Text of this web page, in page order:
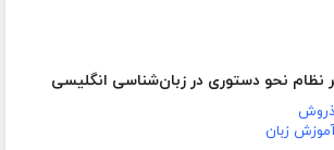
نظام نحو دستوری در زبان‌شناسی انگلیسی
زبان